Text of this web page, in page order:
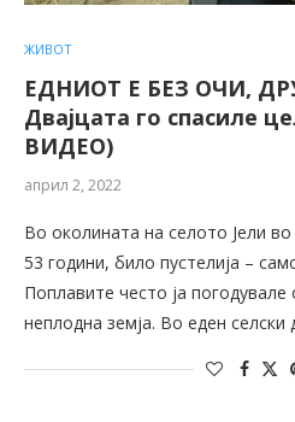
ЖИВОТ
ЕДНИОТ Е БЕЗ ОЧИ,
Двајцата го спасиле
ВИДЕО)
април 2, 2022
Во околината на селото Јели
53 години, било пустелија –
Поплавите често ја
неплодна земја. Во еден